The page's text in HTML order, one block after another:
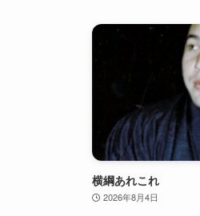
横綱あれこれ
2026年8月4日